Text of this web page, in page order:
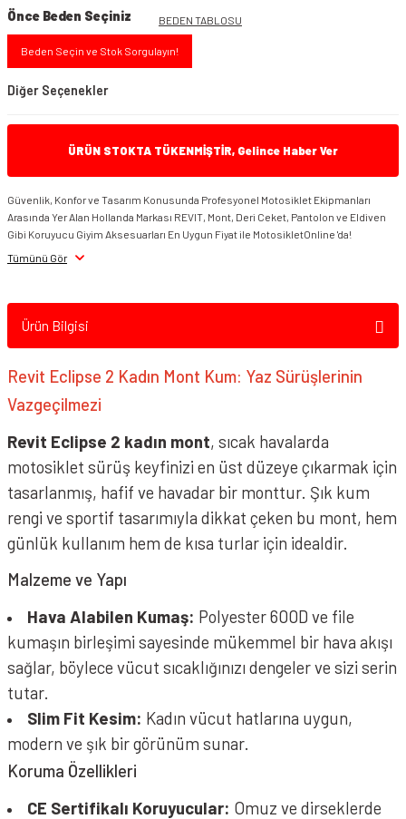
Önce Beden Seçiniz BEDEN TABLOSU
Beden Seçin ve Stok Sorgulayın!
Diğer Seçenekler
ÜRÜN STOKTA TÜKENMİŞTİR, Gelince Haber Ver
Güvenlik, Konfor ve Tasarım Konusunda Profesyonel Motosiklet Ekipmanları
Arasında Yer Alan Hollanda Markası REVIT, Mont, Deri Ceket, Pantolon ve Eldiven
Gibi Koruyucu Giyim Aksesuarları En Uygun Fiyat ile MotosikletOnline 'da!
Tümünü Gör
Ürün Bilgisi
Revit Eclipse 2 Kadın Mont Kum: Yaz Sürüşlerinin
Vazgeçilmezi
Revit Eclipse 2 kadın mont, sıcak havalarda
motosiklet sürüş keyfinizi en üst düzeye çıkarmak için
tasarlanmış, hafif ve havadar bir monttur. Şık kum
rengi ve sportif tasarımıyla dikkat çeken bu mont, hem
günlük kullanım hem de kısa turlar için idealdir.
Malzeme ve Yapı
Hava Alabilen Kumaş: Polyester 600D ve file
kumaşın birleşimi sayesinde mükemmel bir hava akışı
sağlar, böylece vücut sıcaklığınızı dengeler ve sizi serin
tutar.
Slim Fit Kesim: Kadın vücut hatlarına uygun,
modern ve şık bir görünüm sunar.
Koruma Özellikleri
CE Sertifikalı Koruyucular: Omuz ve dirseklerde